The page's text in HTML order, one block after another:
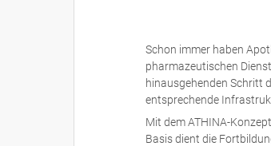
Schon immer haben
pharmazeutischen
hinausgehenden Schritt
entsprechende
Mit dem ATHINA-
Basis dient die